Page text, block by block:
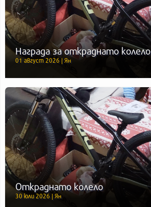
Награда за откраднато колело
01 август 2026 | Ян
Откраднато колело
30 юли 2026 | Ян